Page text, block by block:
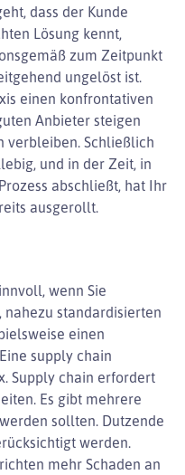
dass der Kunde
Lösung kennt,
zum Zeitpunkt
ungelöst ist.
einen konfrontativen
Anbieter steigen
verbleiben. Schließlich
und in der Zeit, in
abschließt, hat Ihr
ausgerollt.
wenn Sie
nahezu standardisierten
einen
supply chain
Supply chain erfordert
Es gibt mehrere
sollten. Dutzende
werden.
mehr Schaden an